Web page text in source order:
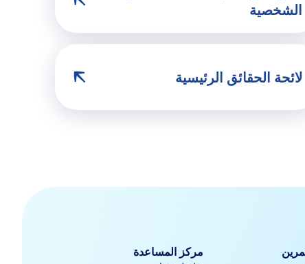
الشخصية
لائحة الحقائق الرئيسية
مركز المساعدة